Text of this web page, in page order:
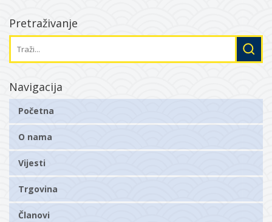
Pretraživanje
Navigacija
Početna
O nama
Vijesti
Trgovina
Članovi